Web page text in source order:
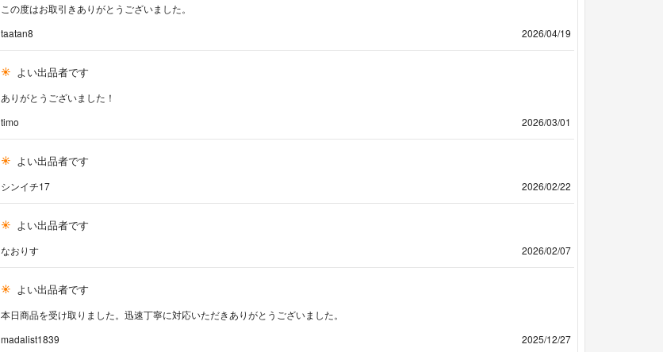
この度はお取引きありがとうございました。
taatan8
2026/04/19
よい出品者です
ありがとうございました！
timo
2026/03/01
よい出品者です
シンイチ17 2026/02/22
よい出品者です
なおりす 2026/02/07
よい出品者です
本日商品を受け取りました。迅速丁寧に対応いただきありがとうございました。
madalist1839
2025/12/27